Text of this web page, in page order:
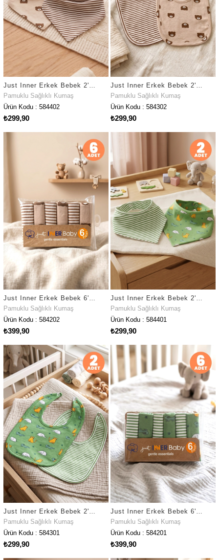
Pamuklu Sağlıklı Kumaş
Ürün Kodu : 584402
₺299,90
Pamuklu Sağlıklı Kumaş
Ürün Kodu : 584302
₺299,90
Just Inner Erkek Bebek 6'lı Pamuklu Ağız Mendili Ayıcık ve Çizgili Kutulu Set Nefes Alan (584202)
Pamuklu Sağlıklı Kumaş
Ürün Kodu : 584202
₺399,90
Just Inner Erkek Bebek 2'li Pamuklu Üçgen Fular Önlük Safari ve Çizgili Çıtçıtlı Çift Katlı (584401)
Pamuklu Sağlıklı Kumaş
Ürün Kodu : 584401
₺299,90
Pamuklu Sağlıklı Kumaş
Ürün Kodu : 584301
₺299,90
Pamuklu Sağlıklı Kumaş
Ürün Kodu : 584201
₺399,90